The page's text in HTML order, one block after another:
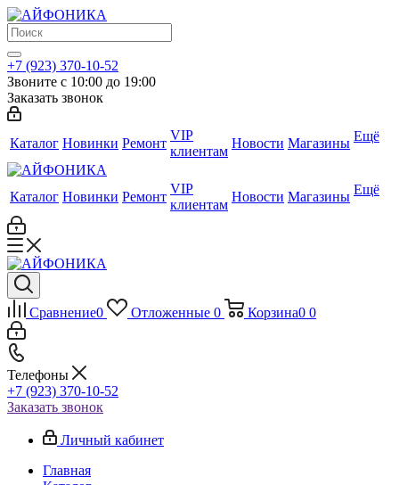
+7 (923) 370-10-52
Звоните с 10:00 до 19:00
Заказать звонок
Каталог Новинки Ремонт
VIP
клиентам
Новости Магазины Ещё
Каталог Новинки Ремонт
VIP
клиентам
Новости Магазины Ещё
Сравнение0 Отложенные 0 Корзина0 0
Телефоны
+7 (923) 370-10-52
Заказать звонок
Личный кабинет
Главная